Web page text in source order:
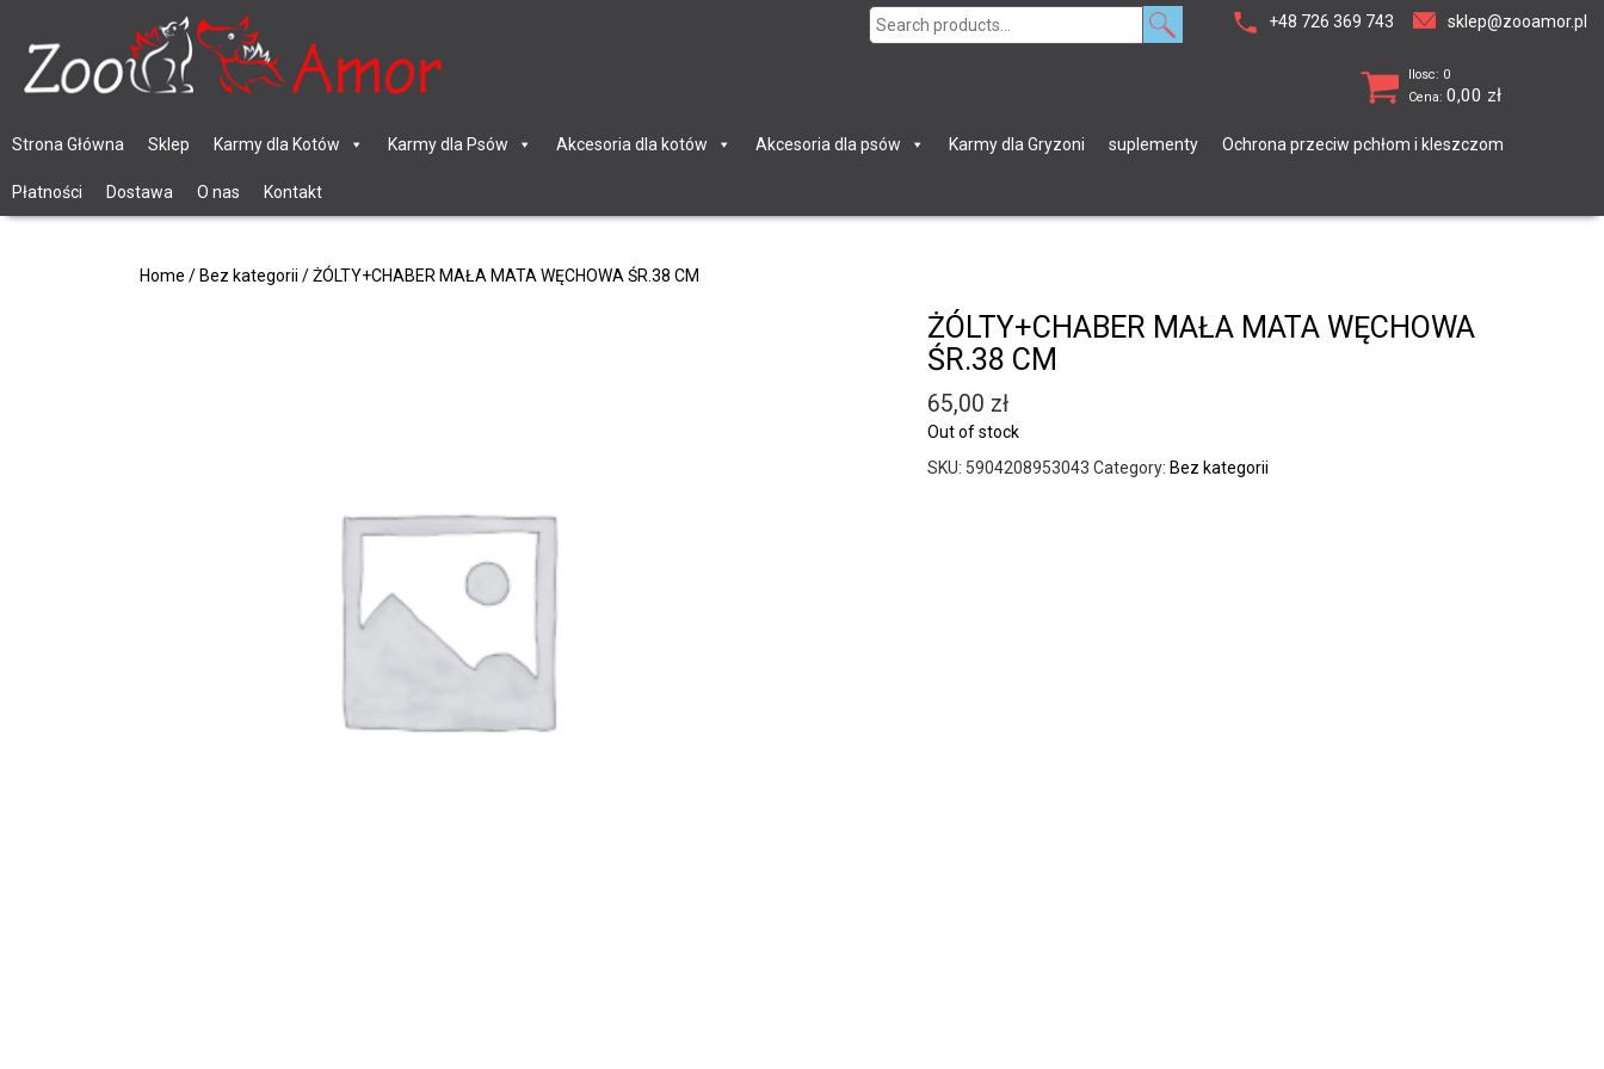
+48 726 369 743 sklep@zooamor.pl
Search
Ilosc: 0
Cena: 0,00 zł
Strona Główna Sklep Karmy dla Kotów Karmy dla Psów Akcesoria dla kotów Akcesoria dla psów Karmy dla Gryzoni suplementy Ochrona przeciw pchłom i kleszczom
Płatności Dostawa O nas Kontakt
Home / Bez kategorii / ŻÓLTY+CHABER MAŁA MATA WĘCHOWA ŚR.38 CM
ŻÓLTY+CHABER MAŁA MATA WĘCHOWA
ŚR.38 CM
65,00 zł
Out of stock
SKU: 5904208953043 Category: Bez kategorii